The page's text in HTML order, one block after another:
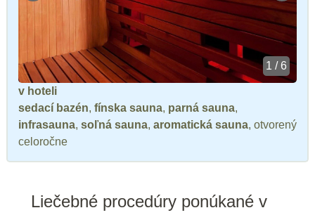
1 / 6
v hoteli
sedací bazén, fínska sauna, parná sauna,
infrasauna, soľná sauna, aromatická sauna, otvorený
celoročne
Liečebné procedúry ponúkané v